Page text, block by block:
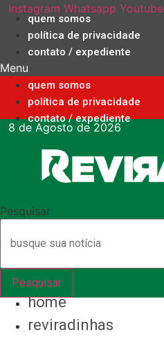
conteúdo
Instagram Whatsapp Youtube
quem somos
política de privacidade
contato / expediente
Menu
quem somos
política de privacidade
contato / expediente
8 de Agosto de 2026
Pesquisar
Pesquisar
home
reviradinhas